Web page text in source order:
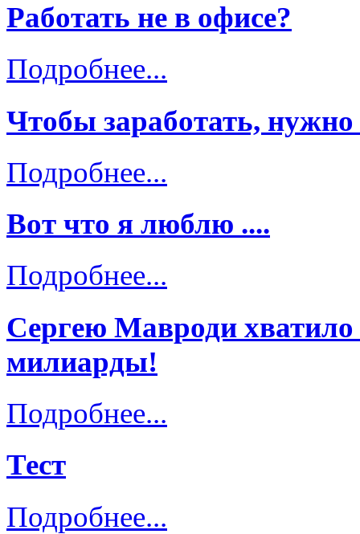
Работать не в офисе?
Подробнее...
Чтобы заработать, нужно
Подробнее...
Вот что я люблю ....
Подробнее...
Сергею Мавроди хватило
милиарды!
Подробнее...
Тест
Подробнее...